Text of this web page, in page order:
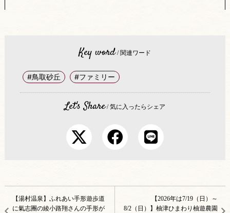
Key word/ 関連ワード
#鳥取砂丘 #ファミリー
Let's Share/ 気に入ったらシェア
【湯村温泉】ふれあい手形遊歩道
に氣志團の綾小路翔さんの手形が
【2026年は7/19（日）～
8/2（日）】柚津ひまわり柚遊農園